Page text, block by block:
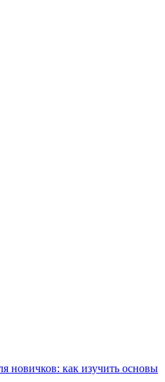
новичков: как изучить основы